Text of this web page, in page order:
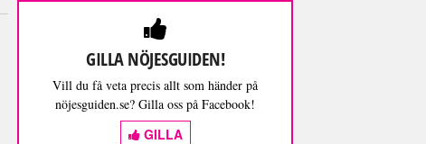
GILLA NÖJESGUIDEN!
Vill du få veta precis allt som händer på
nöjesguiden.se? Gilla oss på Facebook!
GILLA